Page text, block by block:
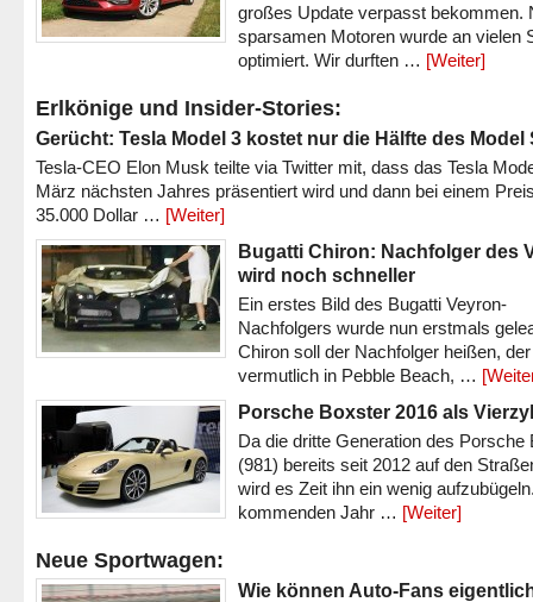
großes Update verpasst bekommen.
sparsamen Motoren wurde an vielen
optimiert. Wir durften … [Weiter]
Erlkönige und Insider-Stories:
Gerücht: Tesla Model 3 kostet nur die Hälfte des Model
Tesla-CEO Elon Musk teilte via Twitter mit, dass das Tesla
März nächsten Jahres präsentiert wird und dann bei einem
35.000 Dollar … [Weiter]
Bugatti Chiron: Nachfolger des
wird noch schneller
Ein erstes Bild des Bugatti Veyron-
Nachfolgers wurde nun erstmals
Chiron soll der Nachfolger heißen, der
vermutlich in Pebble Beach, …
Porsche Boxster 2016 als
Da die dritte Generation des Porsche
(981) bereits seit 2012 auf den
wird es Zeit ihn ein wenig
kommenden Jahr … [Weiter]
Neue Sportwagen:
Wie können Auto-Fans